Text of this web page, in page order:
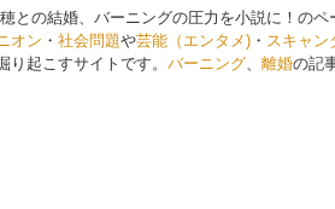
との結婚、バーニングの圧力を小説に！のペ
オン ・ 社会問題や芸能（エンタメ) ・ スキャン
り起こすサイトです。 バーニング、 離婚の記